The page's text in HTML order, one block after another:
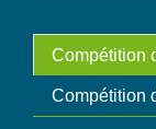
Compétition
Compétition